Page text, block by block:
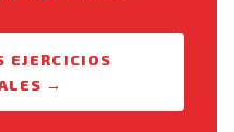
EJERCICIOS
→